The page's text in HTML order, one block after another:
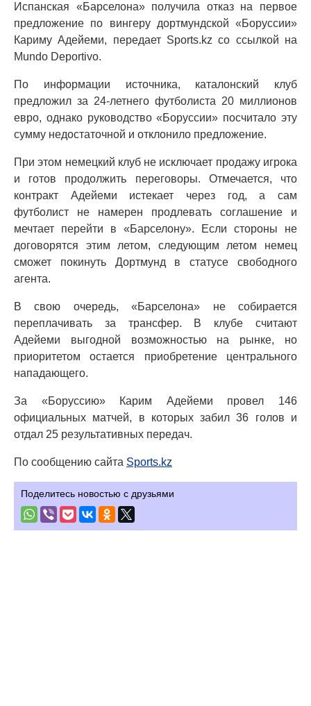
Испанская «Барселона» получила отказ на первое
предложение по вингеру дортмундской «Боруссии»
Кариму Адейеми, передает Sports.kz со ссылкой на
Mundo Deportivo.
По информации источника, каталонский клуб
предложил за 24-летнего футболиста 20 миллионов
евро, однако руководство «Боруссии» посчитало эту
сумму недостаточной и отклонило предложение.
При этом немецкий клуб не исключает продажу игрока
и готов продолжить переговоры. Отмечается, что
контракт Адейеми истекает через год, а сам
футболист не намерен продлевать соглашение и
мечтает перейти в «Барселону». Если стороны не
договорятся этим летом, следующим летом немец
сможет покинуть Дортмунд в статусе свободного
агента.
В свою очередь, «Барселона» не собирается
переплачивать за трансфер. В клубе считают
Адейеми выгодной возможностью на рынке, но
приоритетом остается приобретение центрального
нападающего.
За «Боруссию» Карим Адейеми провел 146
официальных матчей, в которых забил 36 голов и
отдал 25 результативных передач.
По сообщению сайта Sports.kz
Поделитесь новостью с друзьями